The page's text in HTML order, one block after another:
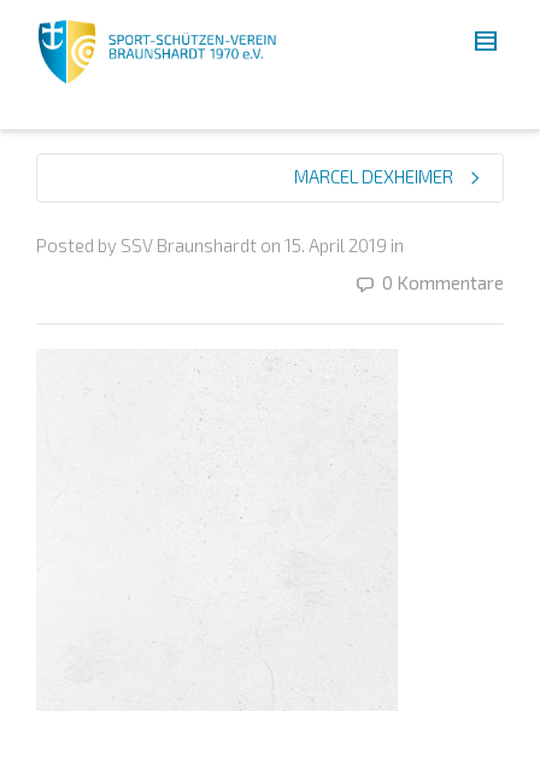
MARCEL DEXHEIMER
Posted by SSV Braunshardt on 15. April 2019 in
0 Kommentare